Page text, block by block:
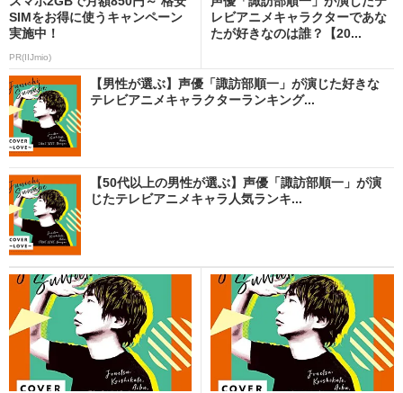
SIMをお得に使うキャンペーン
実施中！
PR(IIJmio)
レビアニメキャラクターであな
たが好きなのは誰？【20...
【男性が選ぶ】声優「諏訪部順一」が演じた好きな
テレビアニメキャラクターランキング...
【50代以上の男性が選ぶ】声優「諏訪部順一」が演
じたテレビアニメキャラ人気ランキ...